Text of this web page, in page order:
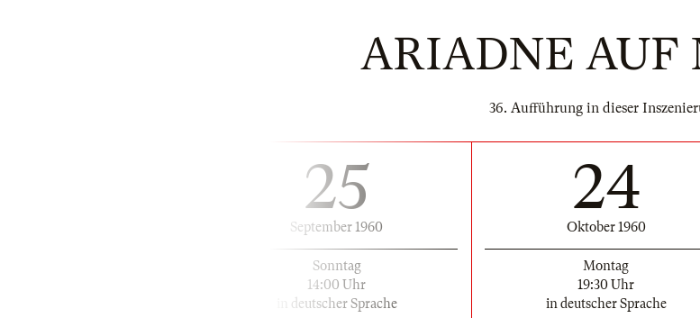
ARIADNE AUF
36. Aufführung in dieser
25
September 1960
Sonntag
14:00 Uhr
in deutscher Sprache
24
Oktober 1960
Montag
19:30 Uhr
in deutscher Sprache